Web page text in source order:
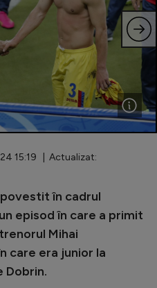
15:19 | Actualizat:
povestit în cadrul
episod în care a primit
Mihai
care era junior la
Dobrin.